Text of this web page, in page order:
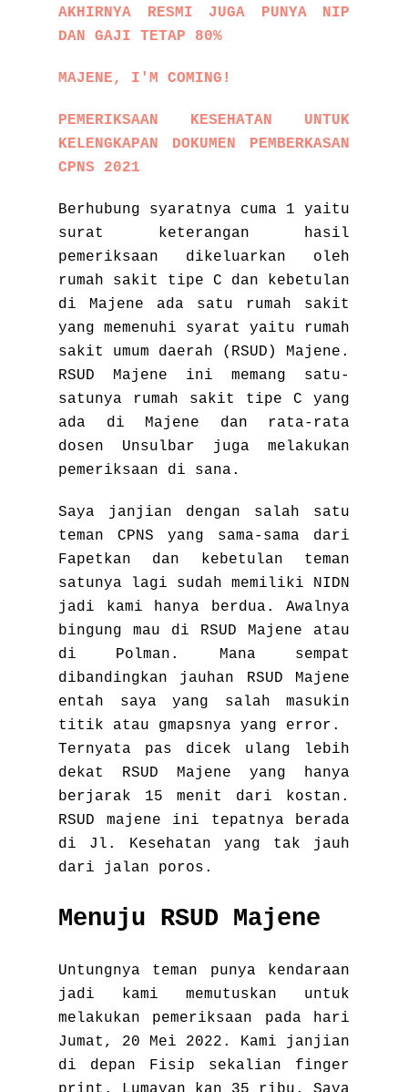
AKHIRNYA RESMI JUGA PUNYA NIP
DAN GAJI TETAP 80%
MAJENE, I'M COMING!
PEMERIKSAAN KESEHATAN UNTUK
KELENGKAPAN DOKUMEN PEMBERKASAN
CPNS 2021
Berhubung syaratnya cuma 1 yaitu
surat keterangan hasil
pemeriksaan dikeluarkan oleh
rumah sakit tipe C dan kebetulan
di Majene ada satu rumah sakit
yang memenuhi syarat yaitu rumah
sakit umum daerah (RSUD) Majene.
RSUD Majene ini memang satu-
satunya rumah sakit tipe C yang
ada di Majene dan rata-rata
dosen Unsulbar juga melakukan
pemeriksaan di sana.
Saya janjian dengan salah satu
teman CPNS yang sama-sama dari
Fapetkan dan kebetulan teman
satunya lagi sudah memiliki NIDN
jadi kami hanya berdua. Awalnya
bingung mau di RSUD Majene atau
di Polman. Mana sempat
dibandingkan jauhan RSUD Majene
entah saya yang salah masukin
titik atau gmapsnya yang error.
Ternyata pas dicek ulang lebih
dekat RSUD Majene yang hanya
berjarak 15 menit dari kostan.
RSUD majene ini tepatnya berada
di Jl. Kesehatan yang tak jauh
dari jalan poros.
Menuju RSUD Majene
Untungnya teman punya kendaraan
jadi kami memutuskan untuk
melakukan pemeriksaan pada hari
Jumat, 20 Mei 2022. Kami janjian
di depan Fisip sekalian finger